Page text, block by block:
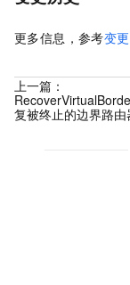
更多信息，参考变
上一篇：
复被终止的边界路由